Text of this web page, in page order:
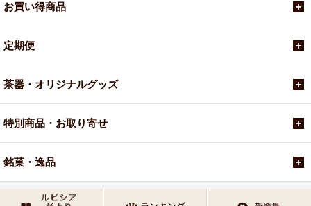
お買い得商品
定期便
茶器・オリジナルグッズ
特別商品・お取り寄せ
銘菓・逸品